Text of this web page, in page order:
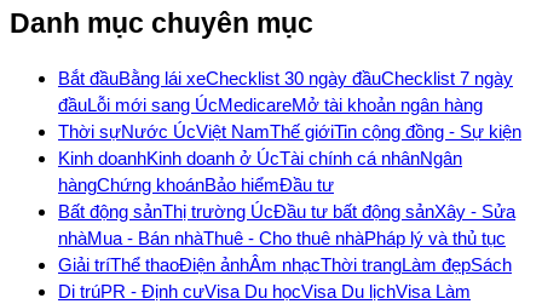
Danh mục chuyên mục
Bắt đầuBằng lái xeChecklist 30 ngày đầuChecklist 7 ngày
đầuLỗi mới sang ÚcMedicareMở tài khoản ngân hàng
Thời sựNước ÚcViệt NamThế giớiTin cộng đồng - Sự kiện
Kinh doanhKinh doanh ở ÚcTài chính cá nhânNgân
hàngChứng khoánBảo hiểmĐầu tư
Bất động sảnThị trường ÚcĐầu tư bất động sảnXây - Sửa
nhàMua - Bán nhàThuê - Cho thuê nhàPháp lý và thủ tục
Giải tríThể thaoĐiện ảnhÂm nhạcThời trangLàm đẹpSách
Di trúPR - Định cưVisa Du họcVisa Du lịchVisa Làm